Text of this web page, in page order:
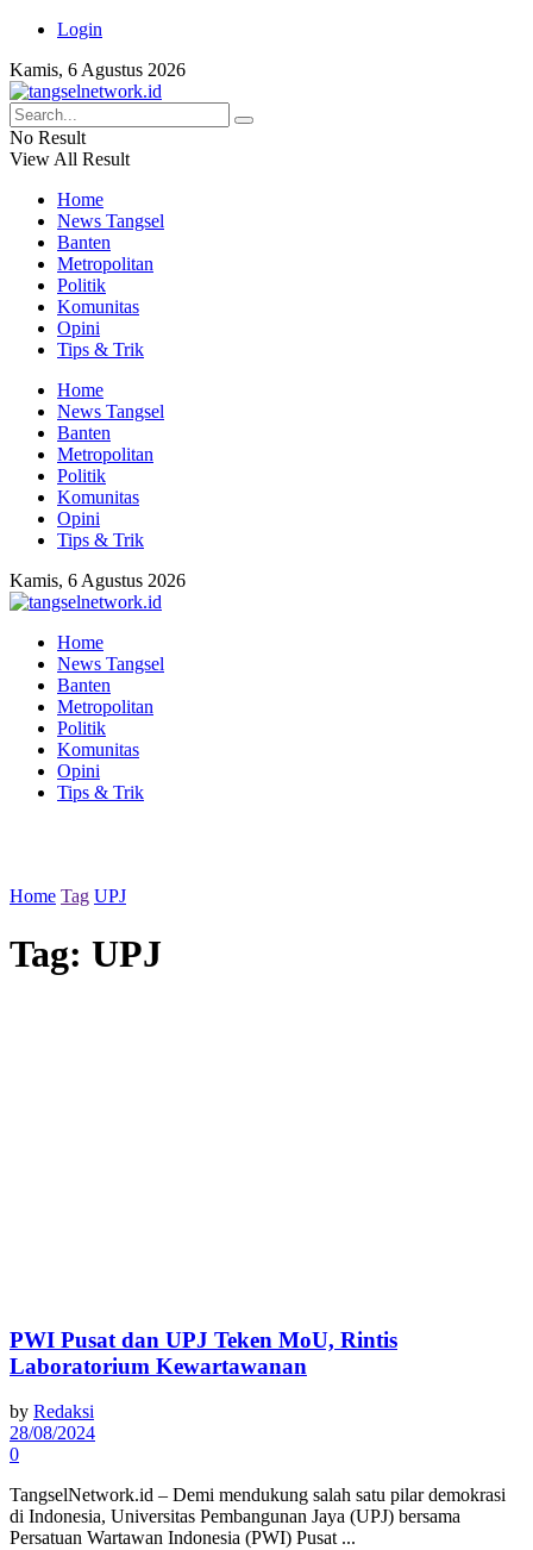
Login
Kamis, 6 Agustus 2026
No Result
View All Result
Home
News Tangsel
Banten
Metropolitan
Politik
Komunitas
Opini
Tips & Trik
Home
News Tangsel
Banten
Metropolitan
Politik
Komunitas
Opini
Tips & Trik
Kamis, 6 Agustus 2026
Home
News Tangsel
Banten
Metropolitan
Politik
Komunitas
Opini
Tips & Trik
Home Tag UPJ
Tag: UPJ
PWI Pusat dan UPJ Teken MoU, Rintis
Laboratorium Kewartawanan
by Redaksi
28/08/2024
0
TangselNetwork.id – Demi mendukung salah satu pilar demokrasi
di Indonesia, Universitas Pembangunan Jaya (UPJ) bersama
Persatuan Wartawan Indonesia (PWI) Pusat ...